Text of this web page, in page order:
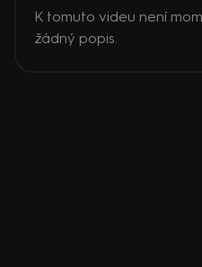
K tomuto videu není
žádný popis.